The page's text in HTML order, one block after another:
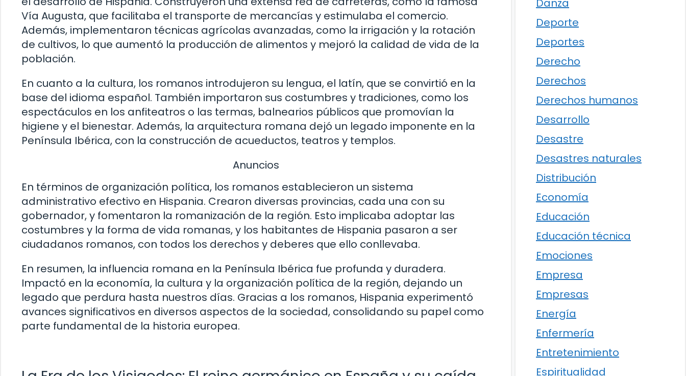
Vía Augusta, que facilitaba el transporte de mercancías y estimulaba el comercio.
Además, implementaron técnicas agrícolas avanzadas, como la irrigación y la rotación
de cultivos, lo que aumentó la producción de alimentos y mejoró la calidad de vida de la
población.
En cuanto a la cultura, los romanos introdujeron su lengua, el latín, que se convirtió en la
base del idioma español. También importaron sus costumbres y tradiciones, como los
espectáculos en los anfiteatros o las termas, balnearios públicos que promovían la
higiene y el bienestar. Además, la arquitectura romana dejó un legado imponente en la
Península Ibérica, con la construcción de acueductos, teatros y templos.
Anuncios
En términos de organización política, los romanos establecieron un sistema
administrativo efectivo en Hispania. Crearon diversas provincias, cada una con su
gobernador, y fomentaron la romanización de la región. Esto implicaba adoptar las
costumbres y la forma de vida romanas, y los habitantes de Hispania pasaron a ser
ciudadanos romanos, con todos los derechos y deberes que ello conllevaba.
En resumen, la influencia romana en la Península Ibérica fue profunda y duradera.
Impactó en la economía, la cultura y la organización política de la región, dejando un
legado que perdura hasta nuestros días. Gracias a los romanos, Hispania experimentó
avances significativos en diversos aspectos de la sociedad, consolidando su papel como
parte fundamental de la historia europea.
Danza
Deporte
Deportes
Derecho
Derechos
Derechos humanos
Desarrollo
Desastre
Desastres naturales
Distribución
Economía
Educación
Educación técnica
Emociones
Empresa
Empresas
Energía
Enfermería
Entretenimiento
Espiritualidad